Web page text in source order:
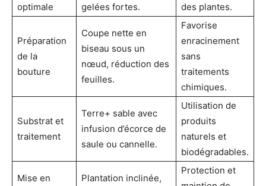
optimale
gelées fortes.
des plantes.
Préparation
de la
bouture
Coupe nette en
biseau sous un
nœud, réduction des
feuilles.
Favorise
enracinement
sans
traitements
chimiques.
Substrat et
traitement
Terre+ sable avec
infusion d’écorce de
saule ou cannelle.
Utilisation de
produits
naturels et
biodégradables.
Mise en Plantation inclinée,
Protection et